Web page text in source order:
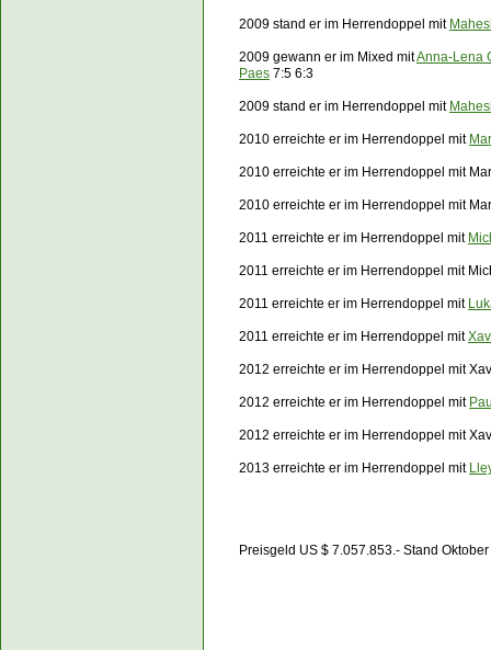
2009 stand er im Herrendoppel mit
2009 gewann er im Mixed mitAnna-Lena
Paes 7:5 6:3
2009 stand er im Herrendoppel mit
2010 erreichte er im Herrendoppel mit
2010 erreichte er im Herrendoppel mit
2010 erreichte er im Herrendoppel mit
2011 erreichte er im Herrendoppel mit
2011 erreichte er im Herrendoppel mit
2011 erreichte er im Herrendoppel mit
2011 erreichte er im Herrendoppel mit
2012 erreichte er im Herrendoppel mit
2012 erreichte er im Herrendoppel mit
2012 erreichte er im Herrendoppel mit
2013 erreichte er im Herrendoppel mit
Preisgeld US $ 7.057.853.-